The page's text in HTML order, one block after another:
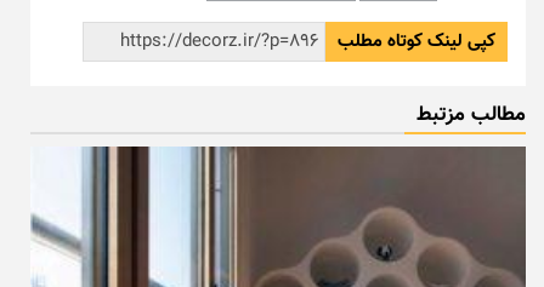
کپی لینک کوتاه مطلب
مطالب مزتبط